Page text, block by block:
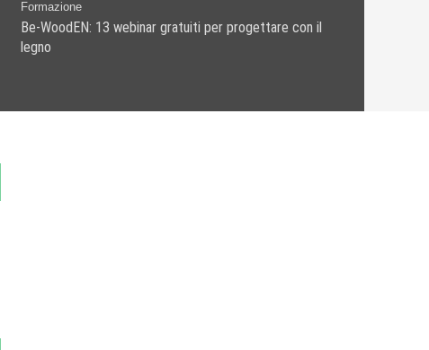
Formazione
Be-WoodEN: 13 webinar gratuiti per progettare con il
legno